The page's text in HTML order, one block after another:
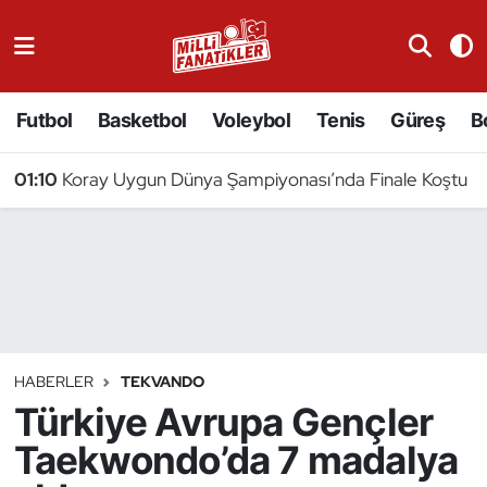
Futbol Basketbol Voleybol Tenis Güreş
01:10 Koray Uygun Dünya Şampiyonası’nda Finale Koştu
HABERLER TEKVANDO
Türkiye Avrupa Gençler
Taekwondo’da 7 madalya
Badminton
Binicilik
Bisiklet